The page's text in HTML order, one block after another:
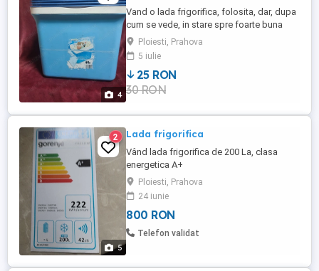
4
Vand o lada frigorifica, folosita, dar, dupa
cum se vede, in stare spre foarte buna
Curata si fara probleme. Un destept a lipit
un abtibilt pe fata, care nu prea se ia.
PRET : 25 lei Pentru transport, DISCUTAM !
Ploiesti, Prahova
5 iulie
25 RON
30 RON
5
2 Lada frigorifica
Vând lada frigorifica de 200 La, clasa
energetica A+
Ploiesti, Prahova
24 iunie
800 RON
Telefon validat